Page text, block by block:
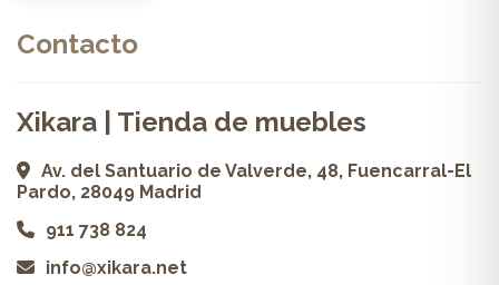
Contacto
Xikara | Tienda de muebles
Av. del Santuario de Valverde, 48, Fuencarral-El
Pardo, 28049 Madrid
911 738 824
info@xikara.net